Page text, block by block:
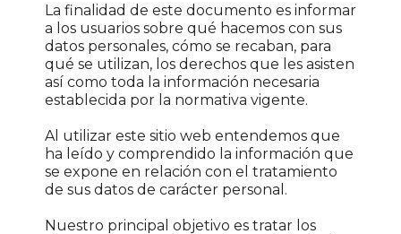
La finalidad de este documento es informar
a los usuarios sobre qué hacemos con sus
datos personales, cómo se recaban, para
qué se utilizan, los derechos que les asisten
así como toda la información necesaria
establecida por la normativa vigente.
Al utilizar este sitio web entendemos que
ha leído y comprendido la información que
se expone en relación con el tratamiento
de sus datos de carácter personal.
Nuestro principal objetivo es tratar los